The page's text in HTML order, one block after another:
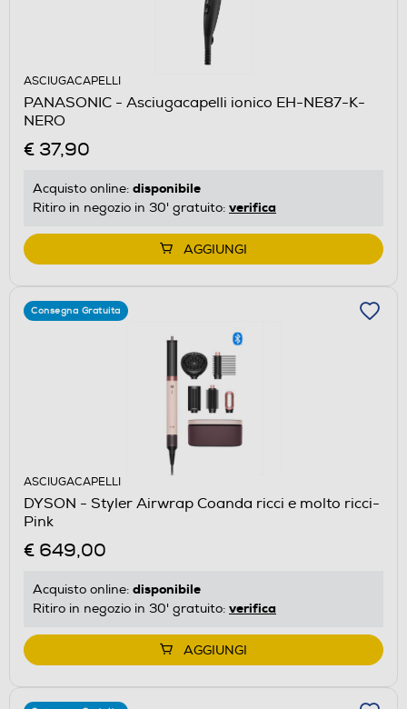
ASCIUGACAPELLI
PANASONIC - Asciugacapelli ionico EH-NE87-K-
NERO
€ 37,90
Acquisto online: disponibile
Ritiro in negozio in 30' gratuito: verifica
AGGIUNGI
Consegna Gratuita
ASCIUGACAPELLI
DYSON - Styler Airwrap Coanda ricci e molto ricci-
Pink
€ 649,00
Acquisto online: disponibile
Ritiro in negozio in 30' gratuito: verifica
AGGIUNGI